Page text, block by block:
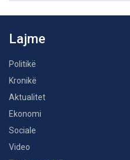
Lajme
Politikë
Kronikë
Aktualitet
Ekonomi
Sociale
Video